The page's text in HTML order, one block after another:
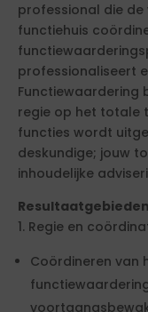
professional die
functiehuis
professionaliseert
Functiewaardering
regie op het totale
functies wordt
deskundige; jouw
inhoudelijke
1. Regie en
Coördineren van